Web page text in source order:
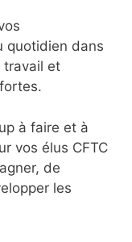
quotidien dans
travail et
à faire et à
vos élus CFTC
de
les